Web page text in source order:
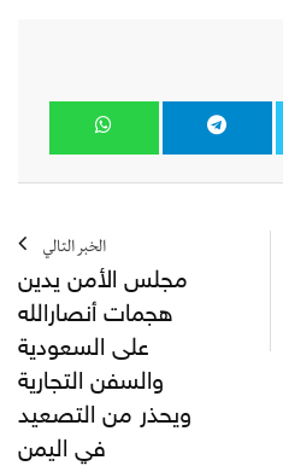
الخبر التالي
مجلس الأمن يدين
هجمات أنصارالله
على السعودية
والسفن التجارية
ويحذر من التصعيد
في اليمن